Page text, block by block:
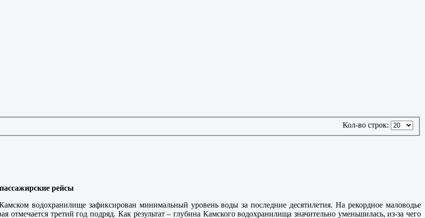
Кол-во строк:
рейсы
водохранилище зафиксирован минимальный уровень воды за последние десятилетия. На рекордное маловодье
отмечается третий год подряд. Как результат – глубина Камского водохранилища значительно уменьшилась, из-за чего